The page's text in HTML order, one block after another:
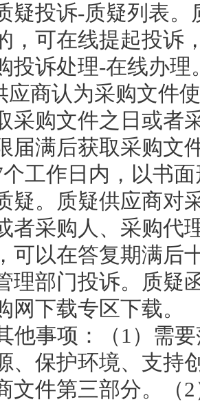
疑投诉-质疑列表
，可在线提起投诉
投诉处理-在线办理
应商认为采购文件
采购文件之日或者
届满后获取采购文
个工作日内，以书
疑。质疑供应商对
者采购人、采购代
可以在答复期满后
理部门投诉。质疑
网下载专区下载。
他事项：（1）需
、保护环境、支持
文件第三部分。（